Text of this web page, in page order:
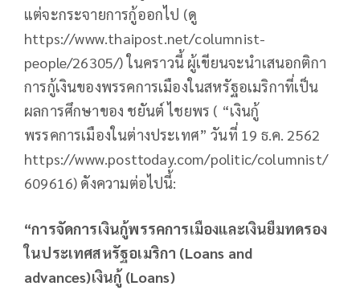
แต่จะกระจายการกู้ออกไป (ดู
https://www.thaipost.net/columnist-
people/26305/) ในคราวนี้ ผู้เขียนจะนำเสนอกติกา
การกู้เงินของพรรคการเมืองในสหรัฐอเมริกาที่เป็น
ผลการศึกษาของ ชยันต์ ไชยพร ( “เงินกู้
พรรคการเมืองในต่างประเทศ” วันที่ 19 ธ.ค. 2562
https://www.posttoday.com/politic/columnist/
609616) ดังความต่อไปนี้:
“การจัดการเงินกู้พรรคการเมืองและเงินยืมทดรอง
ในประเทศสหรัฐอเมริกา (Loans and
advances)เงินกู้ (Loans)